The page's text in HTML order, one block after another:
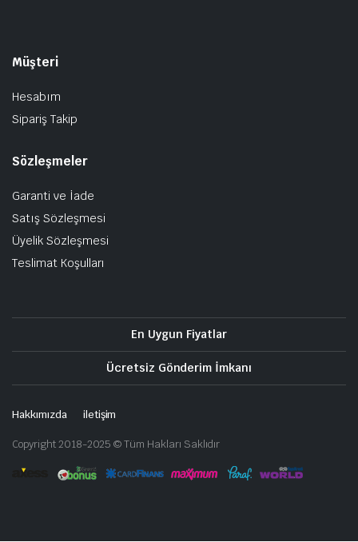
Müşteri
Hesabım
Sipariş Takip
Sözleşmeler
Garanti ve İade
Satış Sözleşmesi
Üyelik Sözleşmesi
Teslimat Koşulları
En Uygun Fiyatlar
Ücretsiz Gönderim İmkanı
Hakkımızda iletişim
Copyright 2018-2025 © Tüm Hakları Saklıdır